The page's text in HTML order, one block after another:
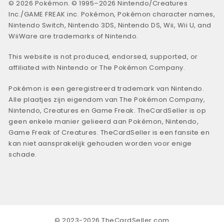
© 2026 Pokémon. © 1995–2026 Nintendo/Creatures
Inc./GAME FREAK inc. Pokémon, Pokémon character names,
Nintendo Switch, Nintendo 3DS, Nintendo DS, Wii, Wii U, and
WiiWare are trademarks of Nintendo.
This website is not produced, endorsed, supported, or
affiliated with Nintendo or The Pokémon Company.
Pokémon is een geregistreerd trademark van Nintendo.
Alle plaatjes zijn eigendom van The Pokémon Company,
Nintendo, Creatures en Game Freak. TheCardSeller is op
geen enkele manier gelieerd aan Pokémon, Nintendo,
Game Freak of Creatures. TheCardSeller is een fansite en
kan niet aansprakelijk gehouden worden voor enige
schade.
© 2023-2026 TheCardSeller.com